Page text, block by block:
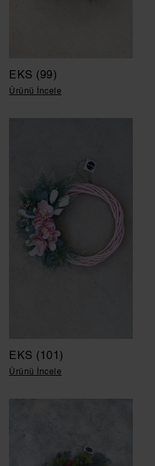
EKS (99)
Ürünü İncele
EKS (101)
Ürünü İncele